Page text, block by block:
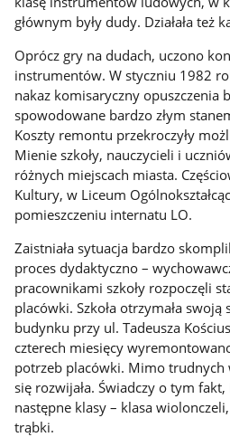
głównym były dudy. Działała też
Oprócz gry na dudach, uczono
instrumentów. W styczniu 1982
nakaz komisaryczny opuszczenia
spowodowane bardzo złym
Koszty remontu przekroczyły
Mienie szkoły, nauczycieli i
różnych miejscach miasta.
Kultury, w Liceum
pomieszczeniu internatu LO.
Zaistniała sytuacja bardzo
proces dydaktyczno –
pracownikami szkoły rozpoczęli
placówki. Szkoła otrzymała swoją
budynku przy ul. Tadeusza
czterech miesięcy
potrzeb placówki. Mimo trudnych
się rozwijała. Świadczy o tym
następne klasy – klasa
trąbki.